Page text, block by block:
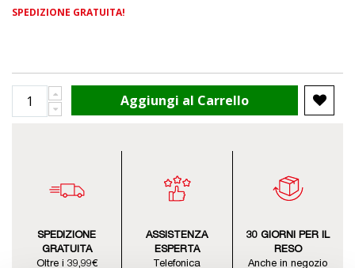
SPEDIZIONE GRATUITA!
Aggiungi al Carrello
SPEDIZIONE
GRATUITA
Oltre i 39,99€
ASSISTENZA
ESPERTA
Telefonica
30 GIORNI PER IL
RESO
Anche in negozio